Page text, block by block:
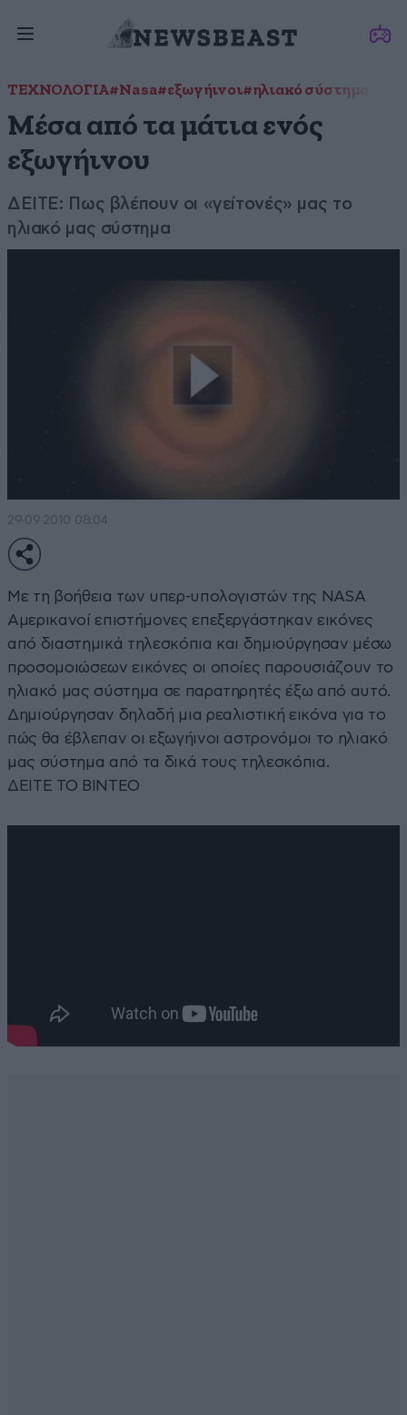
ΤΕΧΝΟΛΟΓΙΑ#Nasa#εξωγήινοι#ηλιακό σύστημα
Μέσα από τα μάτια ενός
εξωγήινου
ΔΕΙΤΕ: Πως βλέπουν οι «γείτονές» μας το
ηλιακό μας σύστημα
29·09·2010 08:04
Με τη βοήθεια των υπερ-υπολογιστών της ΝΑSΑ
Aμερικανοί επιστήμονες επεξεργάστηκαν εικόνες
από διαστημικά τηλεσκόπια και δημιούργησαν μέσω
προσομοιώσεων εικόνες οι οποίες παρουσιάζουν το
ηλιακό μας σύστημα σε παρατηρητές έξω από αυτό.
Δημιούργησαν δηλαδή μια ρεαλιστική εικόνα για το
πώς θα έβλεπαν οι εξωγήινοι αστρονόμοι το ηλιακό
μας σύστημα από τα δικά τους τηλεσκόπια.
ΔΕΙΤΕ ΤΟ ΒΙΝΤΕΟ